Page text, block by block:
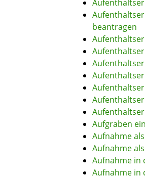
beantragen
Aufgraben
Aufnahme
Aufnahme
Aufnahme in
Aufnahme in